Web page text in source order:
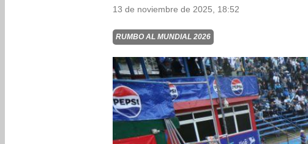
13 de noviembre de 2025, 18:52
RUMBO AL MUNDIAL 2026